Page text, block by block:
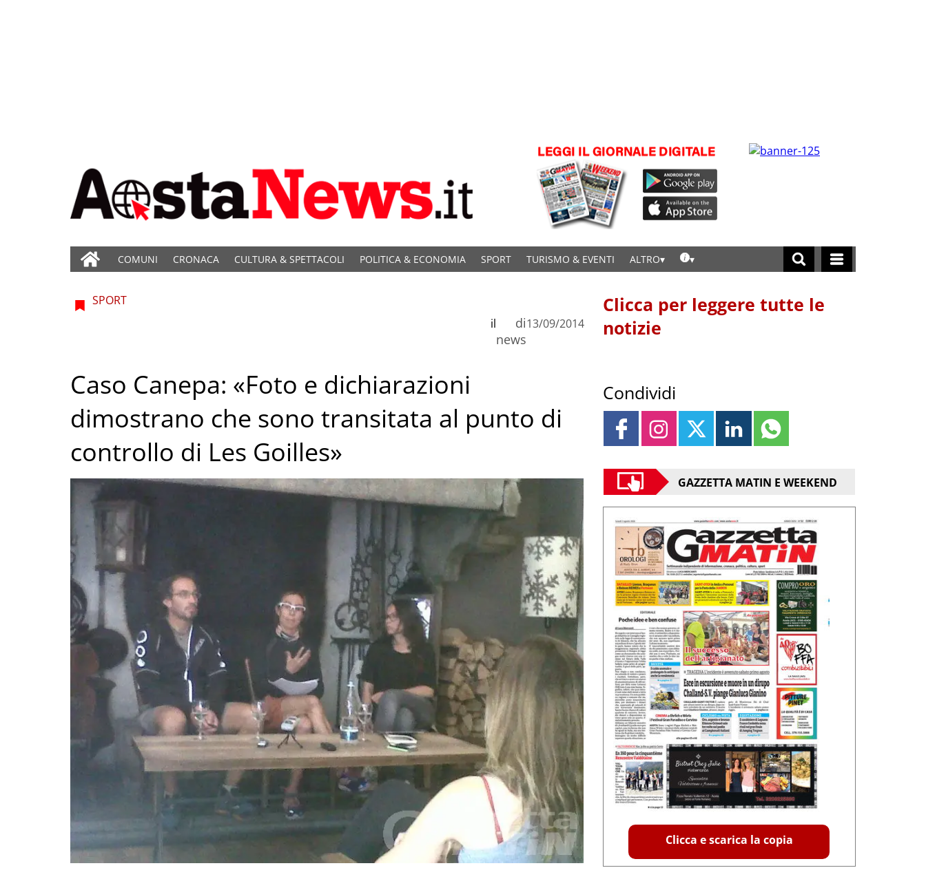
COMUNI CRONACA CULTURA & SPETTACOLI POLITICA & ECONOMIA SPORT TURISMO & EVENTI ALTRO
SPORT
di
news
il 13/09/2014
Caso Canepa: «Foto e dichiarazioni
dimostrano che sono transitata al punto di
controllo di Les Goilles»
Clicca per leggere tutte le
notizie
Condividi
GAZZETTA MATIN E WEEKEND
Clicca e scarica la copia